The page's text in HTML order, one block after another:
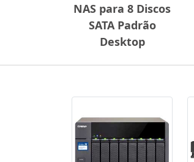
NAS para 8 Discos
SATA Padrão
Desktop